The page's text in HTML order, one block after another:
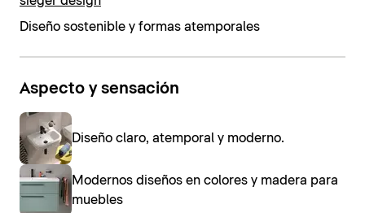
Diseño sostenible y formas atemporales
Aspecto y sensación
Diseño claro, atemporal y moderno.
Modernos diseños en colores y madera para
muebles